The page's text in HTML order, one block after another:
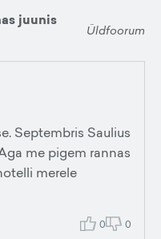
juunis
Üldfoorum
Septembris Saulius
me pigem rannas
merele
0 0